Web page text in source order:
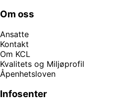
Om oss
Ansatte
Kontakt
Om KCL
Kvalitets og Miljøprofil
Åpenhetsloven
Infosenter